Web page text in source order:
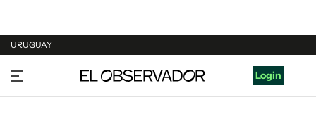
URUGUAY
URUGUAY
ARGENTINA
Login